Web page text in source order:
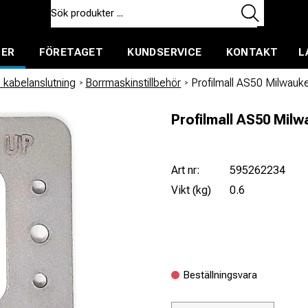
FÖRETAGET KUNDSERVICE KONTAKT
/ Borrmaskinstillbehör / Profilmall AS50
Profilmall AS50
Art nr:
595262234
Vikt (kg)
0.6
Beställningsvara